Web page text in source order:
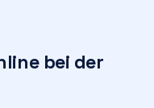
bei der